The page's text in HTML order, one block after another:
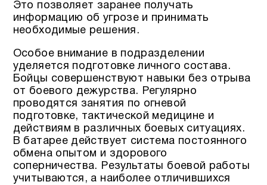
Это позволяет заранее получать
информацию об угрозе и принимать
необходимые решения.
Особое внимание в подразделении
уделяется подготовке личного состава.
Бойцы совершенствуют навыки без отрыва
от боевого дежурства. Регулярно
проводятся занятия по огневой
подготовке, тактической медицине и
действиям в различных боевых ситуациях.
В батарее действует система постоянного
обмена опытом и здорового
соперничества. Результаты боевой работы
учитываются, а наиболее отличившихся